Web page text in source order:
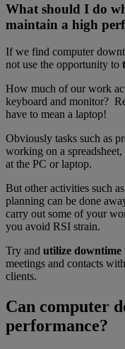
What should I do
maintain a high
If we find computer
not use the opportunity to
How much of our work
keyboard and monitor?
have to mean a laptop!
Obviously tasks such as
working on a
at the PC or laptop.
But other activities such
planning can be done
carry out some of your
you avoid RSI strain.
Try and utilize
meetings and contacts
clients.
Can computer
performance?